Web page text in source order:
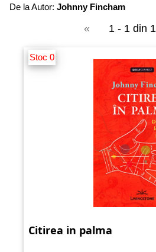
De la Autor: Johnny Fincham
« 1 - 1 din 1
Stoc 0
Citirea in palma